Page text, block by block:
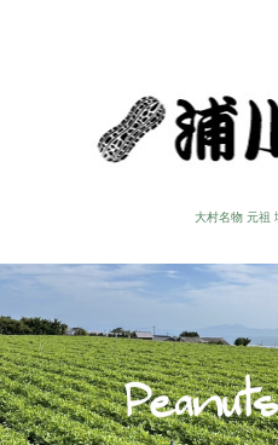
大村名物 元祖